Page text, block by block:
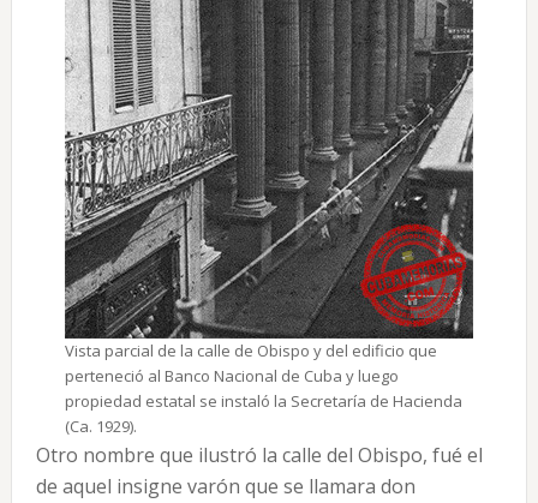
Vista parcial de la calle de Obispo y del edificio que
perteneció al Banco Nacional de Cuba y luego
propiedad estatal se instaló la Secretaría de Hacienda
(Ca. 1929).
Otro nombre que ilustró la calle del Obispo, fué el
de aquel insigne varón que se llamara don